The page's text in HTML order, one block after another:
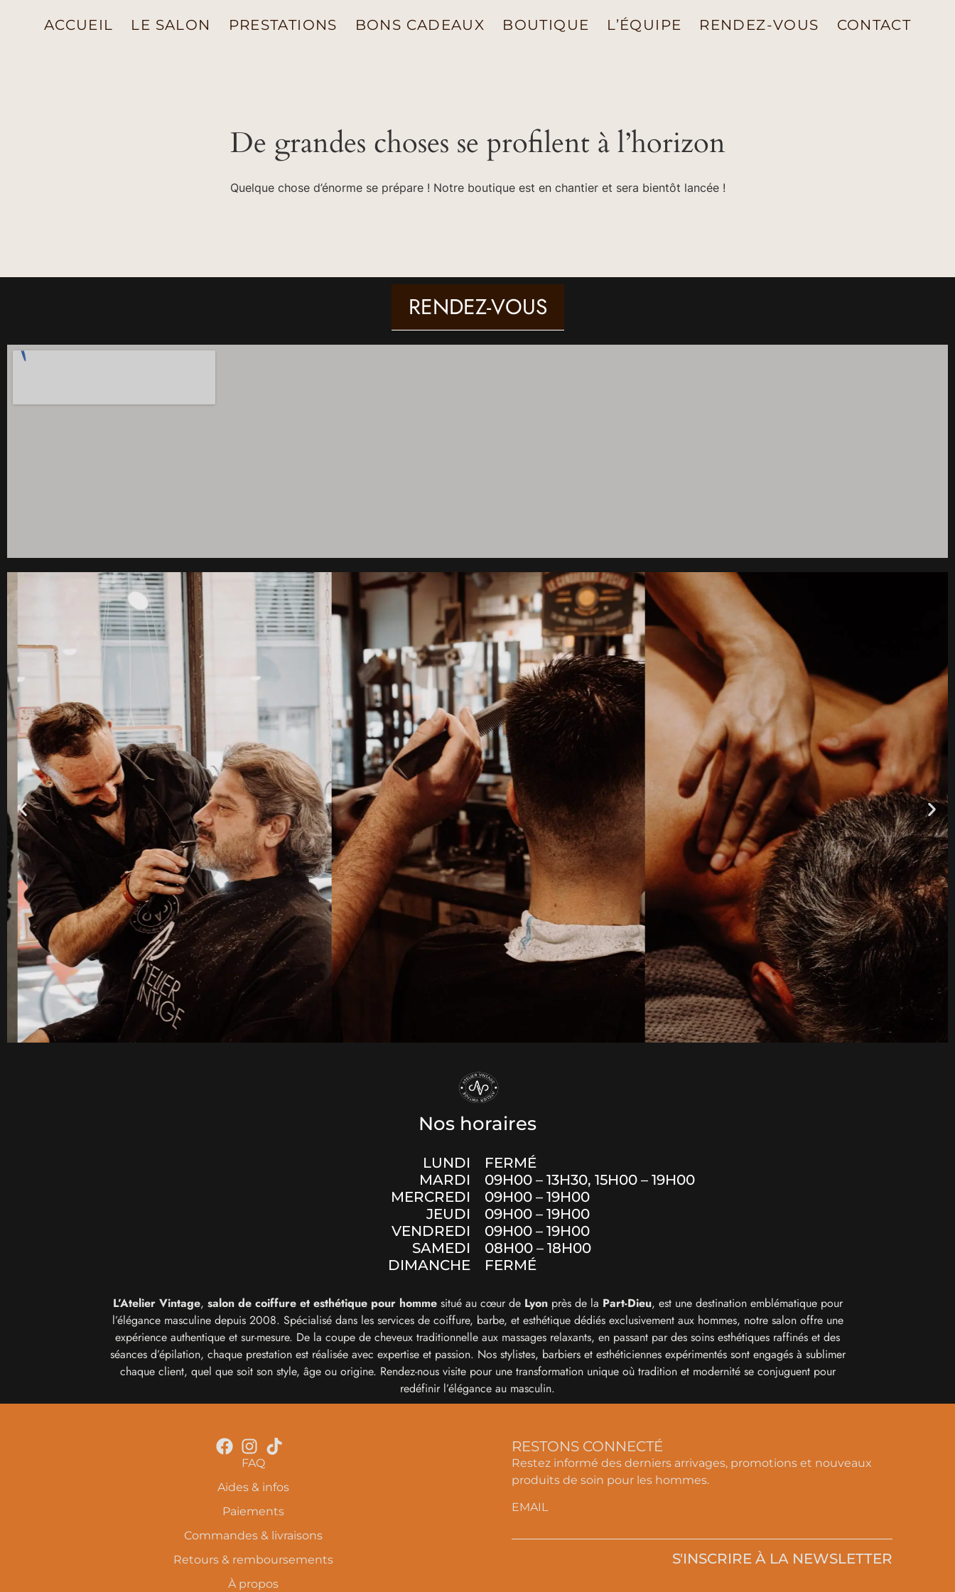
ACCUEIL LE SALON PRESTATIONS BONS CADEAUX BOUTIQUE L’ÉQUIPE RENDEZ-VOUS CONTACT
De grandes choses se profilent à l’horizon
Quelque chose d’énorme se prépare ! Notre boutique est en chantier et sera bientôt lancée !
RENDEZ-VOUS
Nos horaires
LUNDI
MARDI
MERCREDI
JEUDI
VENDREDI
SAMEDI
DIMANCHE
FERMÉ
09H00 – 13H30, 15H00 – 19H00
09H00 – 19H00
09H00 – 19H00
09H00 – 19H00
08H00 – 18H00
FERMÉ
L’Atelier Vintage, salon de coiffure et esthétique pour hommesitué au cœur de Lyonprès de la Part-Dieu, est une destination emblématique pour
l’élégance masculine depuis 2008. Spécialisé dans les services de coiffure, barbe, et esthétique dédiés exclusivement aux hommes, notre salon offre une
expérience authentique et sur-mesure. De la coupe de cheveux traditionnelle aux massages relaxants, en passant par des soins esthétiques raffinés et des
séances d’épilation, chaque prestation est réalisée avec expertise et passion. Nos stylistes, barbiers et esthéticiennes expérimentés sont engagés à sublimer
chaque client, quel que soit son style, âge ou origine. Rendez-nous visite pour une transformation unique où tradition et modernité se conjuguent pour
redéfinir l’élégance au masculin.
FAQ
Aides & infos
Paiements
Commandes & livraisons
Retours & remboursements
À propos
RESTONS CONNECTÉ
Restez informé des derniers arrivages, promotions et nouveaux
produits de soin pour les hommes.
EMAIL
S'INSCRIRE À LA NEWSLETTER